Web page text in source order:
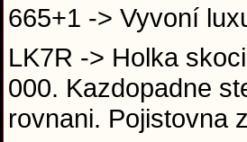
665+1 -> Vyvoní
LK7R -> Holka
000. Kazdopadne
rovnani. Pojistovna